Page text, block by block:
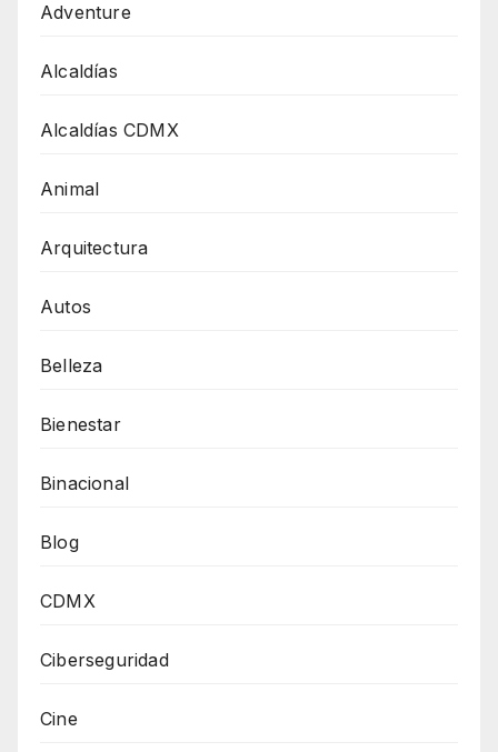
Adventure
Alcaldías
Alcaldías CDMX
Animal
Arquitectura
Autos
Belleza
Bienestar
Binacional
Blog
CDMX
Ciberseguridad
Cine